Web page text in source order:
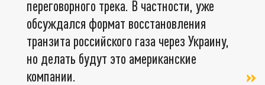
переговорного трека. В частности, уже
обсуждался формат восстановления
транзита российского газа через Украину,
но делать будут это американские
компании.